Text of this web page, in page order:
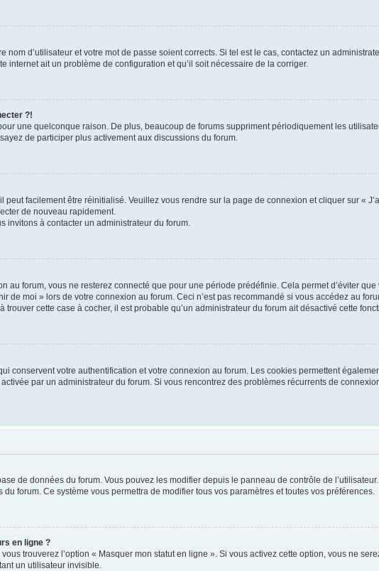
d’utilisateur et votre mot de passe soient corrects. Si tel est le cas, contactez un
ait un problème de configuration et qu’il soit nécessaire de la corriger.
?!
une quelconque raison. De plus, beaucoup de forums suppriment périodiquement les
de participer plus activement aux discussions du forum.
facilement être réinitialisé. Veuillez vous rendre sur la page de connexion et cliquer sur «
de nouveau rapidement.
invitons à contacter un administrateur du forum.
au forum, vous ne resterez connecté que pour une période prédéfinie. Cela permet d’éviter
de moi » lors de votre connexion au forum. Ceci n’est pas recommandé si vous accédez au
cette case à cocher, il est probable qu’un administrateur du forum ait désactivé cette
conservent votre authentification et votre connexion au forum. Les cookies permettent
par un administrateur du forum. Si vous rencontrez des problèmes récurrents de
de données du forum. Vous pouvez les modifier depuis le panneau de contrôle de
forum. Ce système vous permettra de modifier tous vos paramètres et toutes vos préférences.
en ligne ?
trouverez l’option « Masquer mon statut en ligne ». Si vous activez cette option, vous ne
un utilisateur invisible.